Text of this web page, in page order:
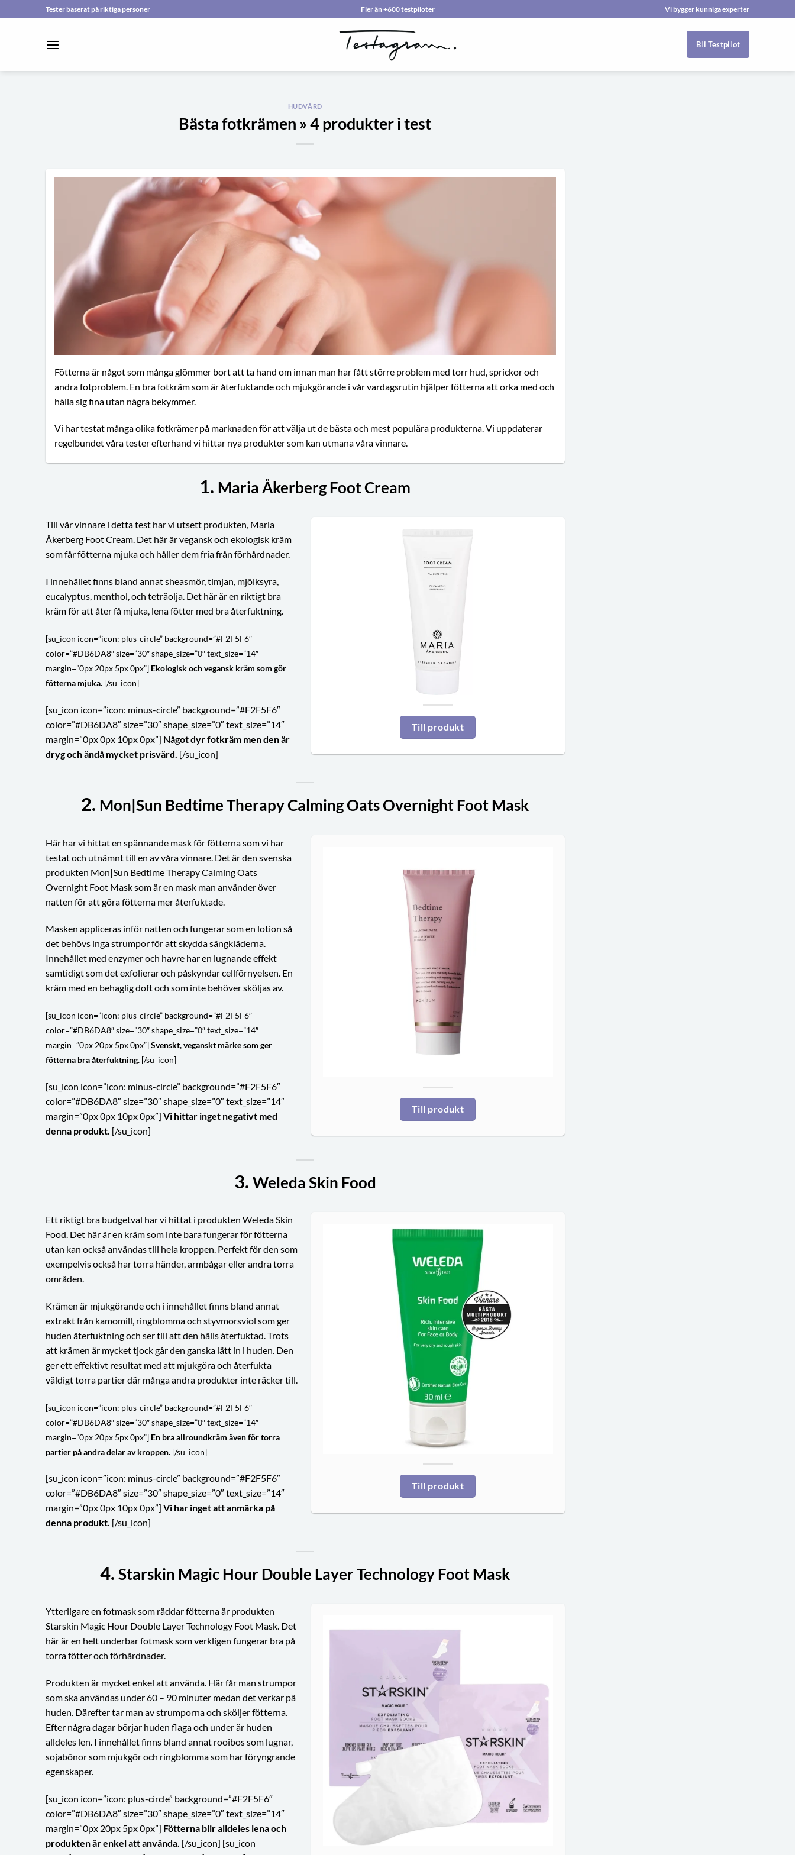
to
Tester baserat på riktiga personer Fler än +600 testpiloter Vi bygger kunniga experter
Bli Testpilot
HUDVÅRD
Bästa fotkrämen » 4 produkter i test
Fötterna är något som många glömmer bort att ta hand om innan man har fått större problem med torr hud, sprickor och
andra fotproblem. En bra fotkräm som är återfuktande och mjukgörande i vår vardagsrutin hjälper fötterna att orka med och
hålla sig fina utan några bekymmer.
Vi har testat många olika fotkrämer på marknaden för att välja ut de bästa och mest populära produkterna. Vi uppdaterar
regelbundet våra tester efterhand vi hittar nya produkter som kan utmana våra vinnare.
1. Maria Åkerberg Foot Cream
Till vår vinnare i detta test har vi utsett produkten, Maria
Åkerberg Foot Cream. Det här är vegansk och ekologisk kräm
som får fötterna mjuka och håller dem fria från förhårdnader.
I innehållet finns bland annat sheasmör, timjan, mjölksyra,
eucalyptus, menthol, och teträolja. Det här är en riktigt bra
kräm för att åter få mjuka, lena fötter med bra återfuktning.
[su_icon icon=”icon: plus-circle” background=”#F2F5F6″
color=”#DB6DA8″ size=”30″ shape_size=”0″ text_size=”14″
margin=”0px 20px 5px 0px”]Ekologisk och vegansk kräm som gör
fötterna mjuka. [/su_icon]
[su_icon icon=”icon: minus-circle” background=”#F2F5F6″
color=”#DB6DA8″ size=”30″ shape_size=”0″ text_size=”14″
margin=”0px 0px 10px 0px”] Något dyr fotkräm men den är
dryg och ändå mycket prisvärd. [/su_icon]
Till produkt
2. Mon|Sun Bedtime Therapy Calming Oats Overnight Foot Mask
Här har vi hittat en spännande mask för fötterna som vi har
testat och utnämnt till en av våra vinnare. Det är den svenska
produkten Mon|Sun Bedtime Therapy Calming Oats
Overnight Foot Mask som är en mask man använder över
natten för att göra fötterna mer återfuktade.
Masken appliceras inför natten och fungerar som en lotion så
det behövs inga strumpor för att skydda sängkläderna.
Innehållet med enzymer och havre har en lugnande effekt
samtidigt som det exfolierar och påskyndar cellförnyelsen. En
kräm med en behaglig doft och som inte behöver sköljas av.
[su_icon icon=”icon: plus-circle” background=”#F2F5F6″
color=”#DB6DA8″ size=”30″ shape_size=”0″ text_size=”14″
margin=”0px 20px 5px 0px”]Svenskt, veganskt märke som ger
fötterna bra återfuktning. [/su_icon]
[su_icon icon=”icon: minus-circle” background=”#F2F5F6″
color=”#DB6DA8″ size=”30″ shape_size=”0″ text_size=”14″
margin=”0px 0px 10px 0px”] Vi hittar inget negativt med
denna produkt. [/su_icon]
Till produkt
3. Weleda Skin Food
Ett riktigt bra budgetval har vi hittat i produkten Weleda Skin
Food. Det här är en kräm som inte bara fungerar för fötterna
utan kan också användas till hela kroppen. Perfekt för den som
exempelvis också har torra händer, armbågar eller andra torra
områden.
Krämen är mjukgörande och i innehållet finns bland annat
extrakt från kamomill, ringblomma och styvmorsviol som ger
huden återfuktning och ser till att den hålls återfuktad. Trots
att krämen är mycket tjock går den ganska lätt in i huden. Den
ger ett effektivt resultat med att mjukgöra och återfukta
väldigt torra partier där många andra produkter inte räcker till.
[su_icon icon=”icon: plus-circle” background=”#F2F5F6″
color=”#DB6DA8″ size=”30″ shape_size=”0″ text_size=”14″
margin=”0px 20px 5px 0px”]En bra allroundkräm även för torra
partier på andra delar av kroppen. [/su_icon]
[su_icon icon=”icon: minus-circle” background=”#F2F5F6″
color=”#DB6DA8″ size=”30″ shape_size=”0″ text_size=”14″
margin=”0px 0px 10px 0px”] Vi har inget att anmärka på
denna produkt. [/su_icon]
Till produkt
4.Starskin Magic Hour Double Layer Technology Foot Mask
Ytterligare en fotmask som räddar fötterna är produkten
Starskin Magic Hour Double Layer Technology Foot Mask. Det
här är en helt underbar fotmask som verkligen fungerar bra på
torra fötter och förhårdnader.
Produkten är mycket enkel att använda. Här får man strumpor
som ska användas under 60 – 90 minuter medan det verkar på
huden. Därefter tar man av strumporna och sköljer fötterna.
Efter några dagar börjar huden flaga och under är huden
alldeles len. I innehållet finns bland annat rooibos som lugnar,
sojabönor som mjukgör och ringblomma som har föryngrande
egenskaper.
[su_icon icon=”icon: plus-circle” background=”#F2F5F6″
color=”#DB6DA8″ size=”30″ shape_size=”0″ text_size=”14″
margin=”0px 20px 5px 0px”] Fötterna blir alldeles lena och
produkten är enkel att använda. [/su_icon] [su_icon